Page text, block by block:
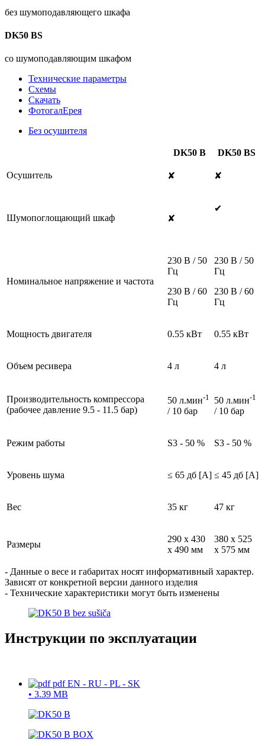
без шумоподавляющего шкафа
DK50 BS
со шумоподавляющим шкафом
Технические параметры
Схемы
Cкачать
ФотогалЕрея
Без осушителя
DK50 B DK50 BS
Осушитель ✘ ✘
Шумопоглощающий шкаф ✘
✔
Номинальное напряжение и частота
230 В / 50
Гц
230 В / 60
Гц
230 В / 50
Гц
230 В / 60
Гц
Мощность двигателя 0.55 кВт 0.55 кВт
Объем ресивера 4 л 4 л
Производительность компрессора
(pабочее давление 9.5 - 11.5 бар)
50 л.мин-1
/ 10 бар
50 л.мин-1
/ 10 бар
Pежим работы S3 - 50 % S3 - 50 %
Уровень шума ≤ 65 дб [A] ≤ 45 дб [A]
Вес 35 кг 47 кг
Размеры
290 x 430
x 490 мм
380 x 525
x 575 мм
- Данные о весе и габаритах носят информативный характер.
Зависят от конкретной версии данного изделия
- Технические характеристики могут быть изменены
Инструкции по эксплуатации
pdfEN - RU - PL - SK
• 3.39 MB